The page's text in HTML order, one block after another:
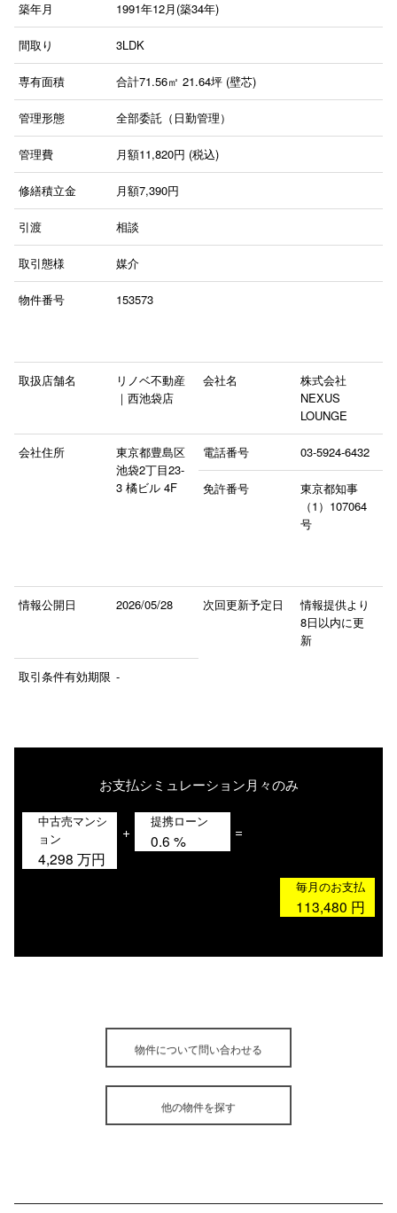
築年月 1991年12月(築34年)
間取り 3LDK
専有面積 合計71.56㎡ 21.64坪 (壁芯)
管理形態 全部委託（日勤管理）
管理費 月額11,820円 (税込)
修繕積立金 月額7,390円
引渡 相談
取引態様 媒介
物件番号 153573
取扱店舗名
リノベ不動産
｜西池袋店
会社名
株式会社
NEXUS
LOUNGE
会社住所
東京都豊島区
池袋2丁目23-
3 橘ビル 4F
電話番号 03-5924-6432
免許番号
東京都知事
（1）107064
号
情報公開日 2026/05/28 次回更新予定日
情報提供より
8日以内に更
新
取引条件有効期限 -
お支払シミュレーション月々のみ
中古売マンシ
ョン
4,298 万円
+
提携ローン
0.6 % =
毎月のお支払
113,480 円
物件について問い合わせる
他の物件を探す